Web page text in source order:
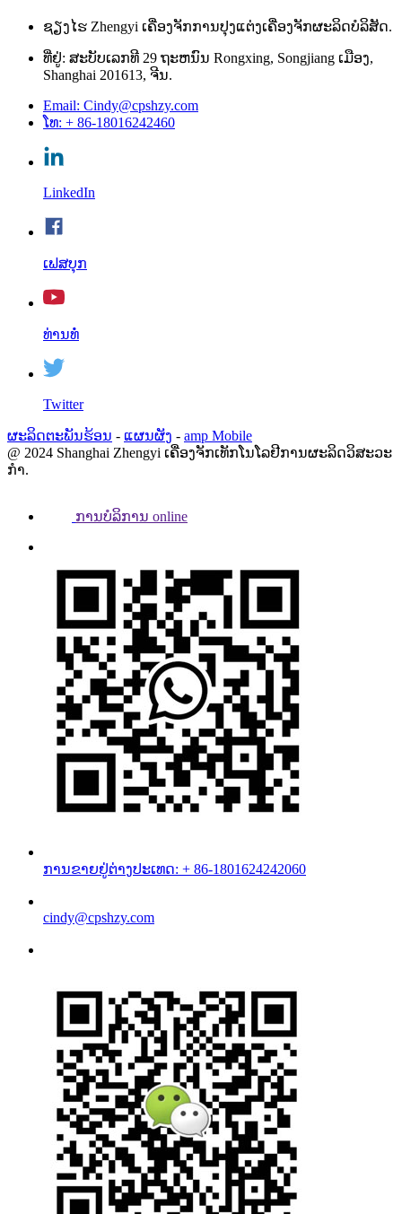
ຊຽງໄຮ Zhengyi ເຄື່ອງຈັກການປຸງແຕ່ງເຄື່ອງຈັກຜະລິດບໍລິສັດ.
ທີ່ຢູ່: ສະບັບເລກທີ 29 ຖະຫນົນ Rongxing, Songjiang ເມືອງ,
Shanghai 201613, ຈີນ.
Email: Cindy@cpshzy.com
ໂທ: + 86-18016242460
LinkedIn
ເຟສບຸກ
ທ່ານທໍ່
Twitter
ຜະລິດຕະພັນຮ້ອນ - ແຜນຜັງ - amp Mobile
@ 2024 Shanghai Zhengyi ເຄື່ອງຈັກເທັກໂນໂລຢີການຜະລິດວິສະວະ
ກໍາ.
ການບໍລິການ online
ການຂາຍຢູ່ຕ່າງປະເທດ: + 86-1801624242060
cindy@cpshzy.com